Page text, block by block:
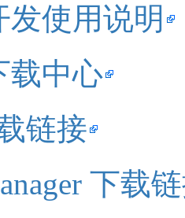
发使用说明
载中心
链接
下载